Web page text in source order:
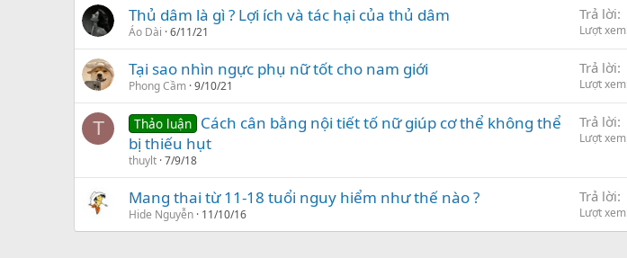
Thủ dâm là gì ? Lợi ích và tác hại của thủ dâm
Áo Dài 6/11/21
Trả lời
Lượt xem
Tại sao nhìn ngực phụ nữ tốt cho nam giới
Phong Cầm 9/10/21
Trả lời
Lượt xem
T Thảo luận Cách cân bằng nội tiết tố nữ giúp cơ thể không thể
bị thiếu hụt
thuylt 7/9/18
Trả lời
Lượt xem
Mang thai từ 11-18 tuổi nguy hiểm như thế nào ?
Hide Nguyễn 11/10/16
Trả lời
Lượt xem